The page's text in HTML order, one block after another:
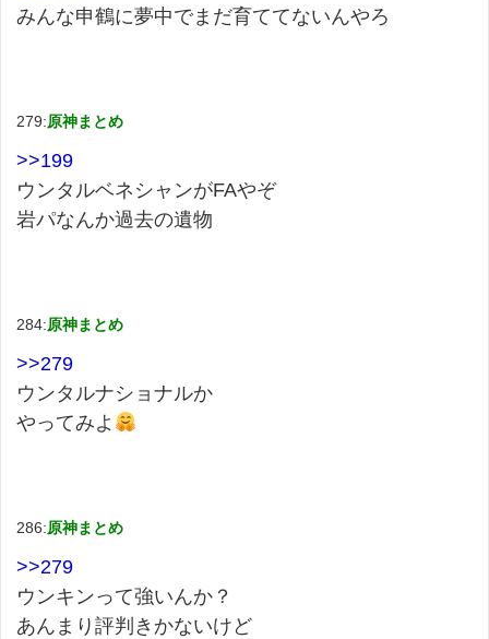
みんな申鶴に夢中でまだ育ててないんやろ
279:原神まとめ
>>199
ウンタルベネシャンがFAやぞ
岩パなんか過去の遺物
284:原神まとめ
>>279
ウンタルナショナルか
やってみよ
286:原神まとめ
>>279
ウンキンって強いんか？
あんまり評判きかないけど